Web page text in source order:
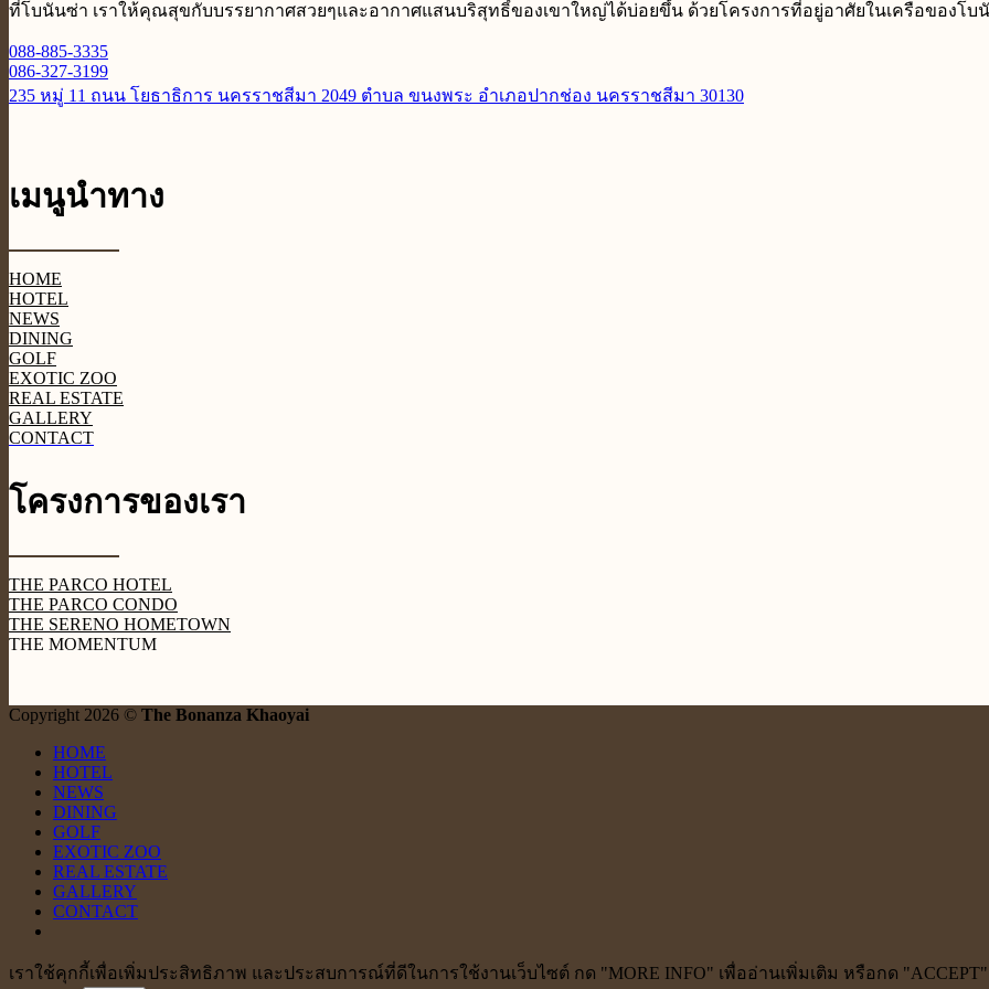
ที่โบนันซ่า เราให้คุณสุขกับบรรยากาศสวยๆและอากาศแสนบริสุทธิ์ของเขาใหญ่ได้บ่อยขึ้น ด้วยโครงการที่อยู่อาศัยในเครือของโบ
088-885-3335
086-327-3199
235 หมู่ 11 ถนน โยธาธิการ นครราชสีมา 2049 ตำบล ขนงพระ อำเภอปากช่อง นครราชสีมา 30130
เมนูนำทาง
HOME
HOTEL
NEWS
DINING
GOLF
EXOTIC ZOO
REAL ESTATE
GALLERY
CONTACT
โครงการของเรา
THE PARCO HOTEL
THE PARCO CONDO
THE SERENO HOMETOWN
THE MOMENTUM
Copyright 2026 © The Bonanza Khaoyai
HOME
HOTEL
NEWS
DINING
GOLF
EXOTIC ZOO
REAL ESTATE
GALLERY
CONTACT
เราใช้คุกกี้เพื่อเพิ่มประสิทธิภาพ และประสบการณ์ที่ดีในการใช้งานเว็บไซต์ กด "MORE INFO" เพื่ออ่านเพิ่มเติม หรือกด